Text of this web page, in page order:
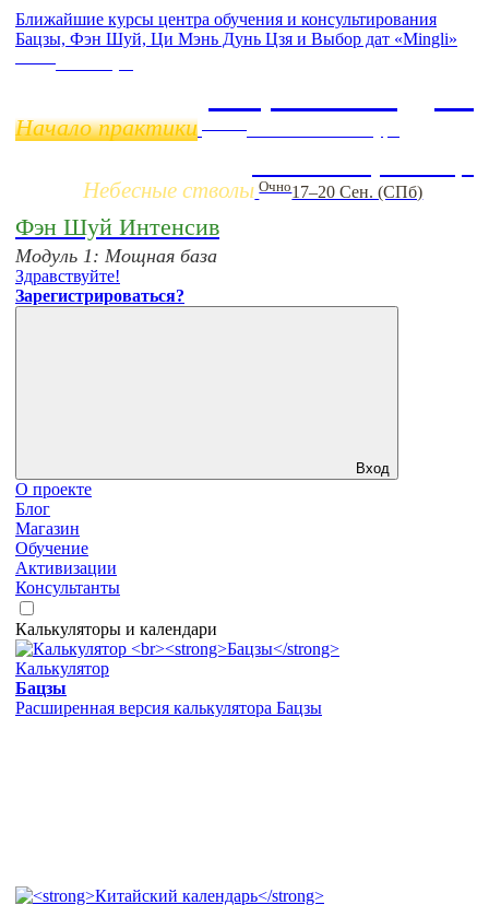
Ближайшие курсы центра обучения и консультирования
Бацзы, Фэн Шуй, Ци Мэнь Дунь Цзя и Выбор дат «Mingli»
Начало практики
Небесные стволы Очно17–20 Сен. (СПб)
Фэн Шуй Интенсив
Модуль 1: Мощная база
Здравствуйте!
Зарегистрироваться?
Вход
О проекте
Блог
Магазин
Обучение
Активизации
Консультанты
Калькуляторы и календари
Калькулятор
Бацзы
Расширенная версия калькулятора Бацзы